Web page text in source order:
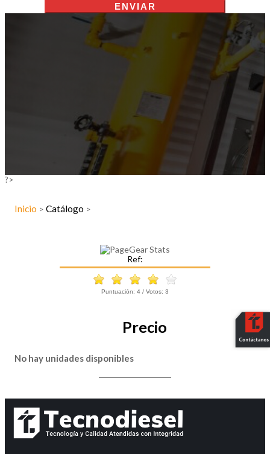
ENVIAR
?>
Inicio > Catálogo >
Ref:
Puntuación: 4 / Votos: 3
Precio
No hay unidades disponibles